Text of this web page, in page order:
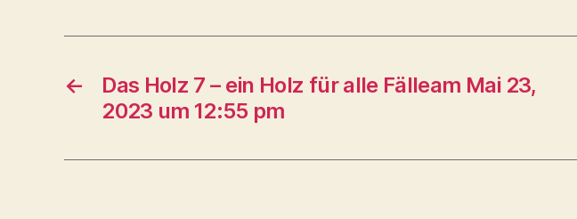
←
Das Holz 7 – ein Holz für alle Fälleam Mai 23,
2023 um 12:55 pm